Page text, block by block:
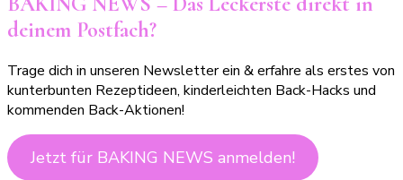
deinem Postfach?
Trage dich in unseren Newsletter ein & erfahre als erstes von
kunterbunten Rezeptideen, kinderleichten Back-Hacks und
kommenden Back-Aktionen!
Jetzt für BAKING NEWS anmelden!